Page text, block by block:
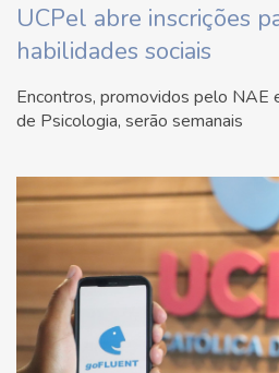
UCPel abre inscrições
habilidades sociais
Encontros, promovidos pelo NAE
de Psicologia, serão semanais